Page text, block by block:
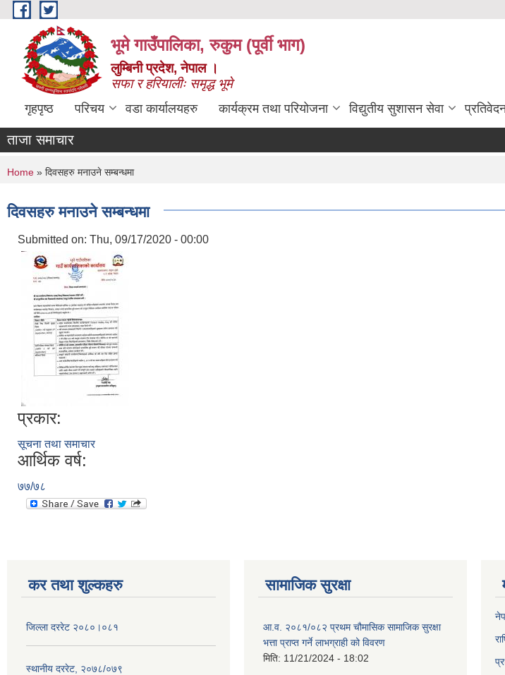
Skip to main content
भूमे गाउँपालिका, रुकुम (पूर्वी भाग)
लुम्बिनी प्रदेश, नेपाल ।
सफा र हरियालीः समृद्ध भूमे
गृहपृष्ठ परिचय वडा कार्यालयहरु कार्यक्रम तथा परियोजना विद्युतीय सुशासन सेवा
ताजा समाचार
You are here
Home » दिवसहरु मनाउने सम्बन्धमा
दिवसहरु मनाउने सम्बन्धमा
Submitted on: Thu, 09/17/2020 - 00:00
प्रकार:
सूचना तथा समाचार
आर्थिक वर्ष:
७७/७८
कर तथा शुल्कहरु
जिल्ला दररेट २०८०।०८१
स्थानीय दररेट, २०७८/०७९
सामाजिक सुरक्षा
आ.व. २०८१/०८२ प्रथम चौमासिक सामाजिक सुरक्षा
भत्ता प्राप्त गर्ने लाभग्राही को विवरण
मिति: 11/21/2024 - 18:02